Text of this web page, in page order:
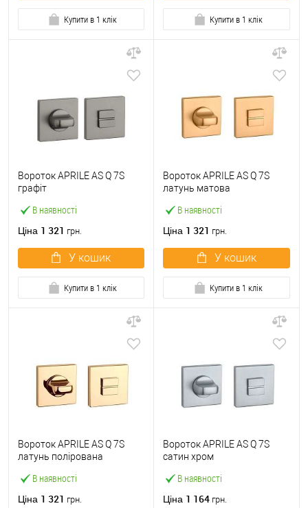
Купити в 1 клік Купити в 1 клік
В наявності
Вороток APRILE AS Q 7S
графіт
Ціна 1 321 грн.
У кошик
Купити в 1 клік
В наявності
Вороток APRILE AS Q 7S
латунь матова
Ціна 1 321 грн.
У кошик
Купити в 1 клік
В наявності
Вороток APRILE AS Q 7S
латунь полірована
Ціна 1 321 грн.
В наявності
Вороток APRILE AS Q 7S
сатин хром
Ціна 1 164 грн.